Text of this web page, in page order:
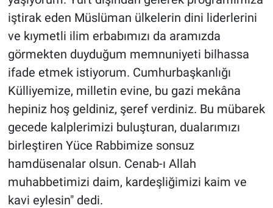
iştirak eden Müslüman ülkelerin dini liderlerini
ve kıymetli ilim erbabımızı da aramızda
görmekten duyduğum memnuniyeti bilhassa
ifade etmek istiyorum. Cumhurbaşkanlığı
Külliyemize, milletin evine, bu gazi mekâna
hepiniz hoş geldiniz, şeref verdiniz. Bu mübarek
gecede kalplerimizi buluşturan, dualarımızı
birleştiren Yüce Rabbimize sonsuz
hamdüsenalar olsun. Cenab-ı Allah
muhabbetimizi daim, kardeşliğimizi kaim ve
kavi eylesin" dedi.